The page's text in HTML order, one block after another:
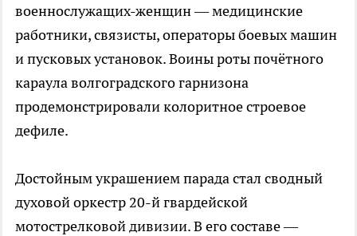
военнослужащих-женщин — медицинские
работники, связисты, операторы боевых машин
и пусковых установок. Воины роты почётного
караула волгоградского гарнизона
продемонстрировали колоритное строевое
дефиле.
Достойным украшением парада стал сводный
духовой оркестр 20-й гвардейской
мотострелковой дивизии. В его составе —